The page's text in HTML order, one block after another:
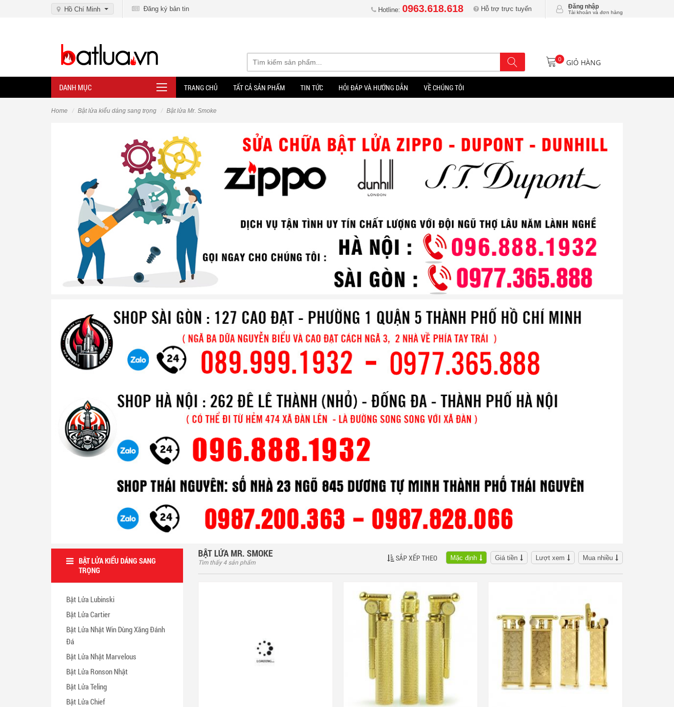
Hồ Chí Minh Đăng ký bản tin Hotline: 0963.618.618 Hỗ trợ trực tuyến Đăng nhập
Tài khoản và đơn hàng
0 GIỎ HÀNG
DANH MỤC TRANG CHỦ TẤT CẢ SẢN PHẨM TIN TỨC HỎI ĐÁP VÀ HƯỚNG DẪN VỀ CHÚNG TÔI
Home Bật lửa kiểu dáng sang trọng Bật lửa Mr. Smoke
BẬT LỬA MR. SMOKE
Tìm thấy 4 sản phẩm SẮP XẾP THEO Mặc định Giá tiền Lượt xem Mua nhiều
BẬT LỬA KIỂU DÁNG SANG
TRỌNG
Bật Lửa Lubinski
Bật Lửa Cartier
Bật Lửa Nhật Win Dùng Xăng Đánh
Đá
Bật Lửa Nhật Marvelous
Bật Lửa Ronson Nhật
Bật Lửa Teling
Bật Lửa Chief